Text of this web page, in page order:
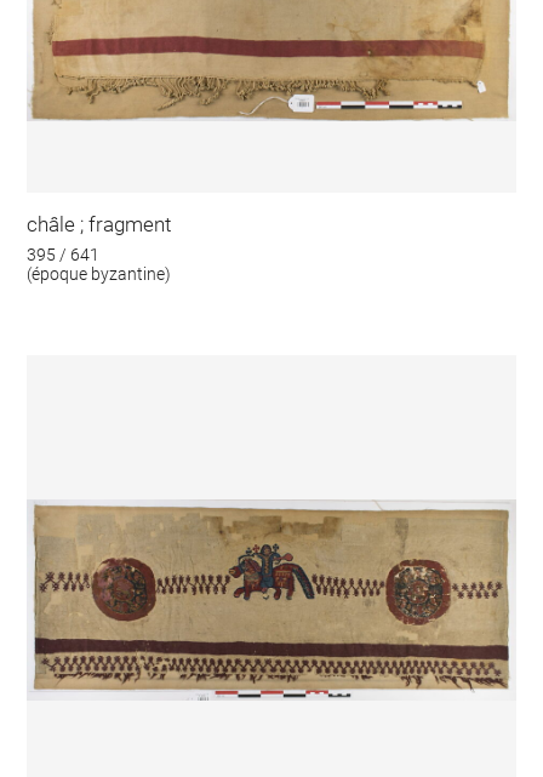
châle ; fragment
395 / 641
(époque byzantine)